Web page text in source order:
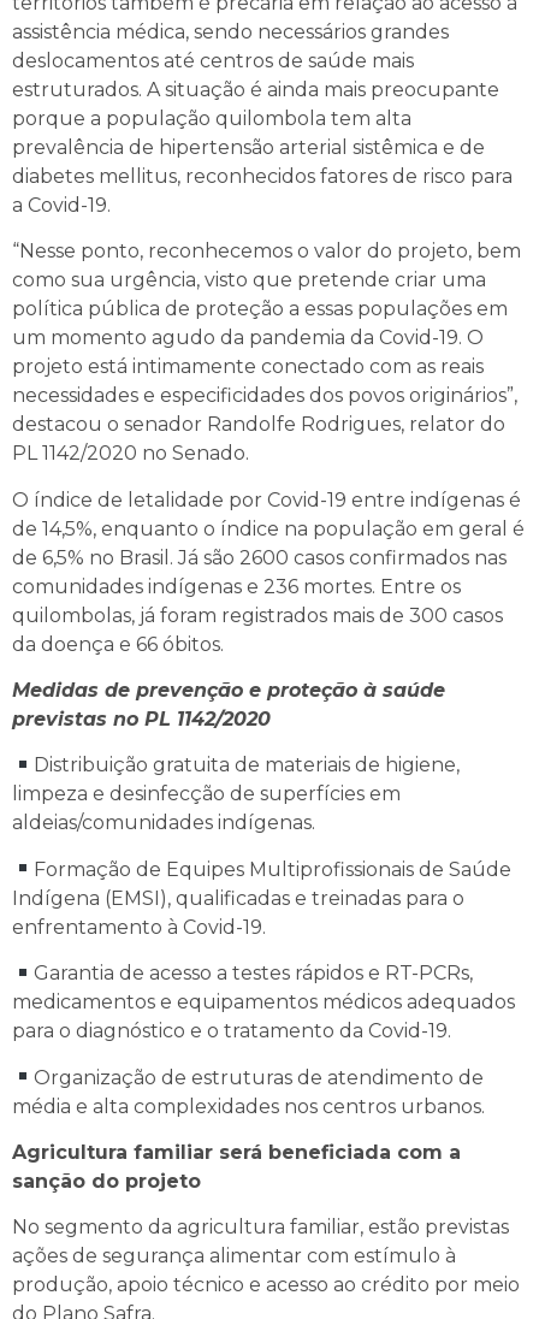
assistência médica, sendo necessários grandes
deslocamentos até centros de saúde mais
estruturados. A situação é ainda mais preocupante
porque a população quilombola tem alta
prevalência de hipertensão arterial sistêmica e de
diabetes mellitus, reconhecidos fatores de risco para
a Covid-19.
“Nesse ponto, reconhecemos o valor do projeto, bem
como sua urgência, visto que pretende criar uma
política pública de proteção a essas populações em
um momento agudo da pandemia da Covid-19. O
projeto está intimamente conectado com as reais
necessidades e especificidades dos povos originários”,
destacou o senador Randolfe Rodrigues, relator do
PL 1142/2020 no Senado.
O índice de letalidade por Covid-19 entre indígenas é
de 14,5%, enquanto o índice na população em geral é
de 6,5% no Brasil. Já são 2600 casos confirmados nas
comunidades indígenas e 236 mortes. Entre os
quilombolas, já foram registrados mais de 300 casos
da doença e 66 óbitos.
Medidas de prevenção e proteção à saúde
previstas no PL 1142/2020
Distribuição gratuita de materiais de higiene,
limpeza e desinfecção de superfícies em
aldeias/comunidades indígenas.
Formação de Equipes Multiprofissionais de Saúde
Indígena (EMSI), qualificadas e treinadas para o
enfrentamento à Covid-19.
Garantia de acesso a testes rápidos e RT-PCRs,
medicamentos e equipamentos médicos adequados
para o diagnóstico e o tratamento da Covid-19.
Organização de estruturas de atendimento de
média e alta complexidades nos centros urbanos.
Agricultura familiar será beneficiada com a
sanção do projeto
No segmento da agricultura familiar, estão previstas
ações de segurança alimentar com estímulo à
produção, apoio técnico e acesso ao crédito por meio
do Plano Safra.